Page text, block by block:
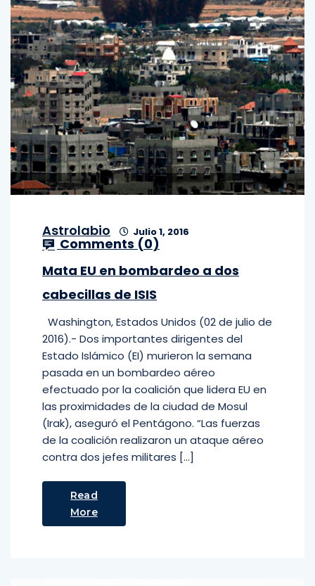
Astrolabio Julio 1, 2016
Comments (0)
Mata EU en bombardeo a dos
cabecillas de ISIS
Washington, Estados Unidos (02 de julio de
2016).- Dos importantes dirigentes del
Estado Islámico (EI) murieron la semana
pasada en un bombardeo aéreo
efectuado por la coalición que lidera EU en
las proximidades de la ciudad de Mosul
(Irak), aseguró el Pentágono. “Las fuerzas
de la coalición realizaron un ataque aéreo
contra dos jefes militares […]
Read
More